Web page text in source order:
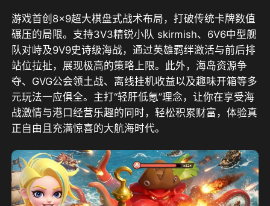
游戏首创8×9超大棋盘式战术布局，打破传统卡牌数值
碾压的局限。支持3V3精锐小队 skirmish、6V6中型舰
队对峙及9V9史诗级海战，通过英雄羁绊激活与前后排
站位拉扯，展现极高的策略上限。此外，海岛资源争
夺、GVG公会领土战、离线挂机收益以及趣味开箱等多
元玩法一应俱全。主打“轻肝低氪”理念，让你在享受海
战激情与港口经营乐趣的同时，轻松积累财富，体验真
正自由且充满惊喜的大航海时代。